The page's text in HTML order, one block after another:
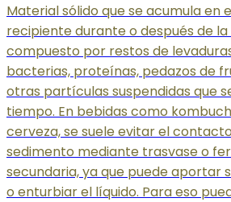
Material sólido que se acumula en
recipiente durante o después de
compuesto por restos de
bacterias, proteínas, pedazos de
otras partículas suspendidas que
tiempo. En bebidas como
cerveza, se suele evitar el
sedimento mediante trasvase o
secundaria, ya que puede aportar
o enturbiar el líquido. Para eso